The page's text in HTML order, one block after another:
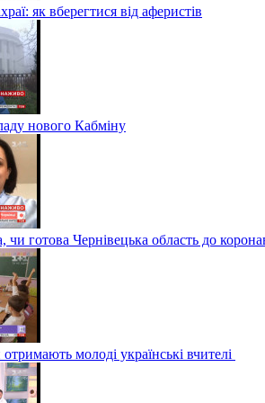
як вберегтися від аферистів
нового Кабміну
готова Чернівецька область до
молоді українські вчителі